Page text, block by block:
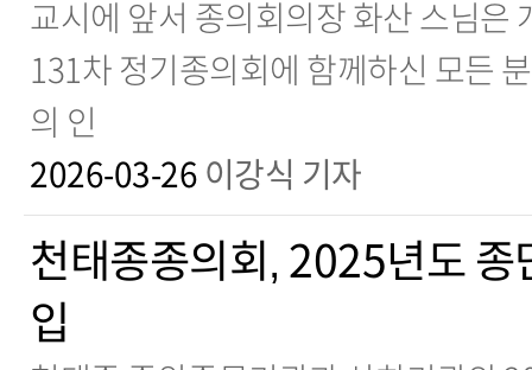
교시에 앞서 종의회의장 화산 스님은
131차 정기종의회에 함께하신 모든
의 인
2026-03-26 이강식 기자
천태종종의회, 2025년도 종
입